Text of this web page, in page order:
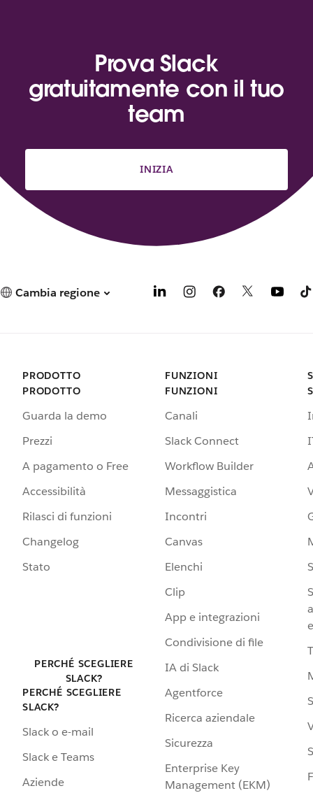
Prova Slack
gratuitamente con il tuo
team
INIZIA
Cambia regione
PRODOTTO
PRODOTTO
Guarda la demo
Prezzi
A pagamento o Free
Accessibilità
Rilasci di funzioni
Changelog
Stato
PERCHÉ SCEGLIERE
SLACK?
PERCHÉ SCEGLIERE
SLACK?
Slack o e-mail
Slack e Teams
Aziende
FUNZIONI
FUNZIONI
Canali
Slack Connect
Workflow Builder
Messaggistica
Incontri
Canvas
Elenchi
Clip
App e integrazioni
Condivisione di file
IA di Slack
Agentforce
Ricerca aziendale
Sicurezza
Enterprise Key
Management (EKM)